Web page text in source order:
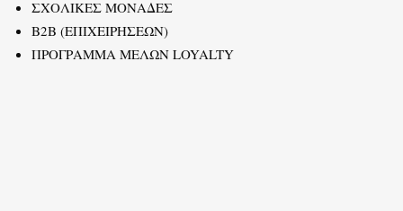
ΣΧΟΛΙΚΕΣ ΜΟΝΑΔΕΣ
B2B (ΕΠΙΧΕΙΡΗΣΕΩΝ)
ΠΡΟΓΡΑΜΜΑ ΜΕΛΩΝ LOYALTY